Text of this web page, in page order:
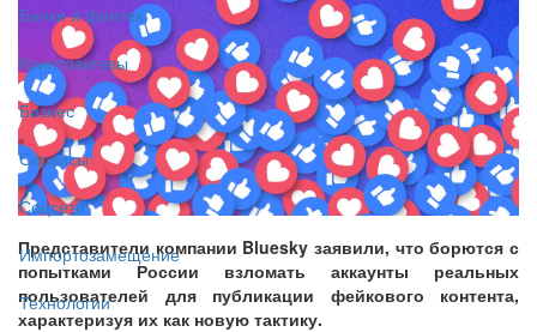
Банки и финтех
Криптоактивы
Бизнес
Сервисы
Соцсети
Импортозамещение
Технологии
Представители компании Bluesky заявили, что борются с
попытками России взломать аккаунты реальных
пользователей для публикации фейкового контента,
характеризуя их как новую тактику.